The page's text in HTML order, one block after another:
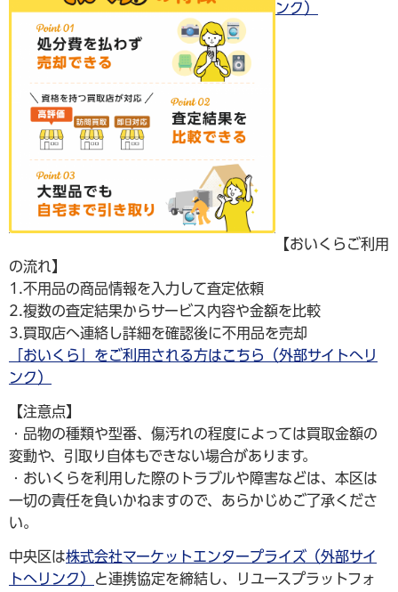
ンク）
【おいくらご利用
の流れ】
1.不用品の商品情報を入力して査定依頼
2.複数の査定結果からサービス内容や金額を比較
3.買取店へ連絡し詳細を確認後に不用品を売却
「おいくら」をご利用される方はこちら（外部サイトへリ
ンク）
【注意点】
・品物の種類や型番、傷汚れの程度によっては買取金額の
変動や、引取り自体もできない場合があります。
・おいくらを利用した際のトラブルや障害などは、本区は
一切の責任を負いかねますので、あらかじめご了承くださ
い。
中央区は株式会社マーケットエンタープライズ（外部サイ
トへリンク）
と連携協定を締結し、リユースプラットフォ